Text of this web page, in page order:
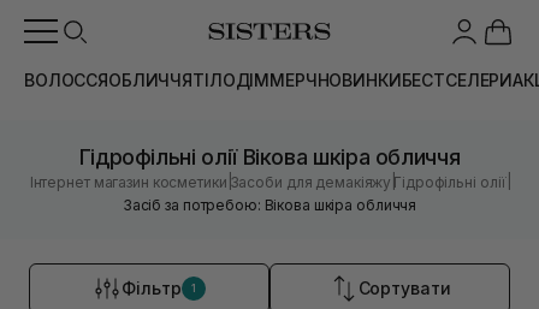
ВОЛОССЯОБЛИЧЧЯТІЛОДІММЕРЧНОВИНКИБЕСТСЕЛЕРИ
Гідрофільні олії Вікова шкіра обличчя
Інтернет магазин косметики Засоби для демакіяжу |Гідрофільні олії
Засіб за потребою: Вікова шкіра обличчя
Фільтр 1 Сортувати